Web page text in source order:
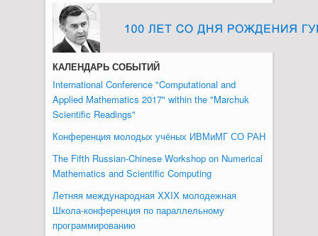
КАЛЕНДАРЬ СОБЫТИЙ
International Conference "Computational and
Applied Mathematics 2017" within the "Marchuk
Scientific Readings"
Конференция молодых учёных ИВМиМГ СО РАН
The Fifth Russian-Chinese Workshop on Numerical
Mathematics and Scientific Computing
Летняя международная XXIX молодежная
Школа-конференция по параллельному
программированию